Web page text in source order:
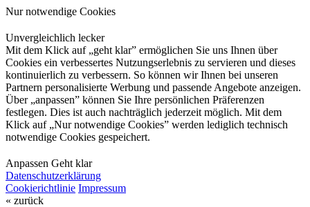
Nur notwendige Cookies
Unvergleichlich lecker
Mit dem Klick auf „geht klar” ermöglichen Sie uns Ihnen über
Cookies ein verbessertes Nutzungserlebnis zu servieren und dieses
kontinuierlich zu verbessern. So können wir Ihnen bei unseren
Partnern personalisierte Werbung und passende Angebote anzeigen.
Über „anpassen” können Sie Ihre persönlichen Präferenzen
festlegen. Dies ist auch nachträglich jederzeit möglich. Mit dem
Klick auf „Nur notwendige Cookies” werden lediglich technisch
notwendige Cookies gespeichert.
Anpassen Geht klar
Datenschutzerklärung
Cookierichtlinie Impressum
« zurück